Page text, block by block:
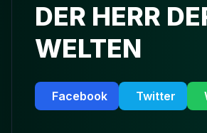
DER HERR
WELTEN
Facebook Twitter